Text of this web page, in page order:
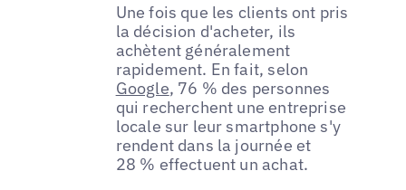
Une fois que les clients ont pris
la décision d'acheter, ils
achètent généralement
rapidement. En fait, selon
Google, 76 % des personnes
qui recherchent une entreprise
locale sur leur smartphone s'y
rendent dans la journée et
28 % effectuent un achat.